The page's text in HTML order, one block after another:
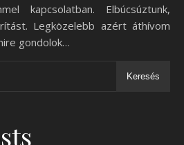
kapcsolatban. Elbúcsúztunk,
Legközelebb azért áthívom
gondolok…
Keresés